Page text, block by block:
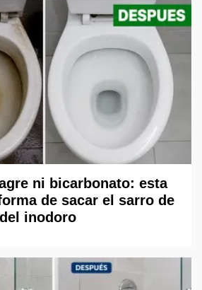
ni bicarbonato: esta
de sacar el sarro de
inodoro